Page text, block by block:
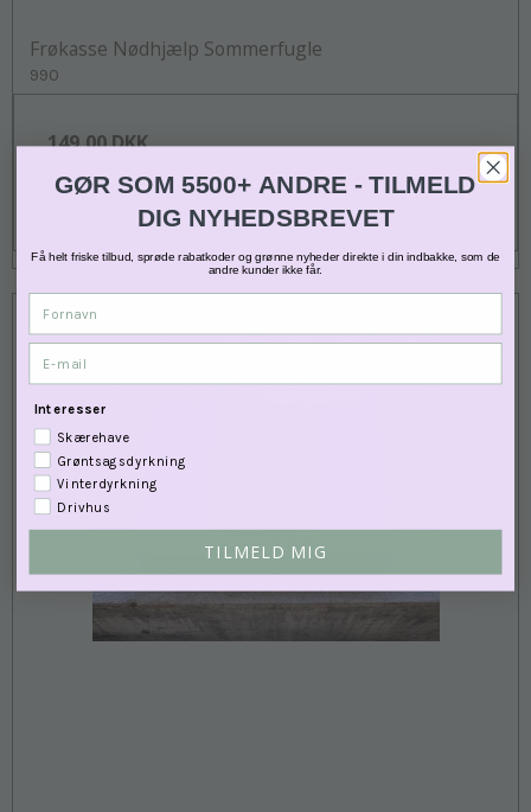
Frøkasse Nødhjælp Sommerfugle
990
149,00 DKK
VIS PRODUKT
GØR SOM 5500+ ANDRE - TILMELD
DIG NYHEDSBREVET
Få helt friske tilbud, sprøde rabatkoder og grønne nyheder direkte i din indbakke, som de
andre kunder ikke får.
Interesser
Skærehave
Grøntsagsdyrkning
Vinterdyrkning
Drivhus
TILMELD MIG